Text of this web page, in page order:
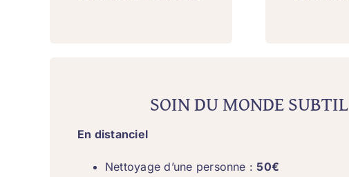
SOIN DU MONDE SUBTIL
En distanciel
Nettoyage d’une personne :50€